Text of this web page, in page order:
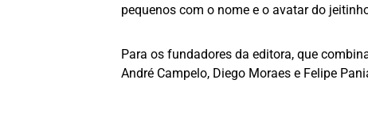
pequenos com o nome e o avatar do
Para os fundadores da editora, que
André Campelo, Diego Moraes e Felipe